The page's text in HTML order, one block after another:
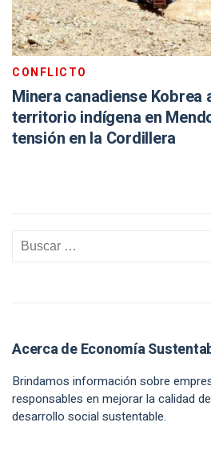
CONFLICTO
Minera canadiense Kobrea
territorio indígena en
tensión en la Cordillera
Acerca de Economía
Brindamos información sobre
responsables en mejorar la calidad
desarrollo social sustentable.